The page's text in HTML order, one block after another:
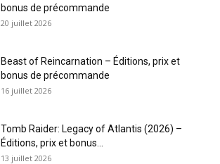
bonus de précommande
20 juillet 2026
Beast of Reincarnation – Éditions, prix et
bonus de précommande
16 juillet 2026
Tomb Raider: Legacy of Atlantis (2026) –
Éditions, prix et bonus...
13 juillet 2026